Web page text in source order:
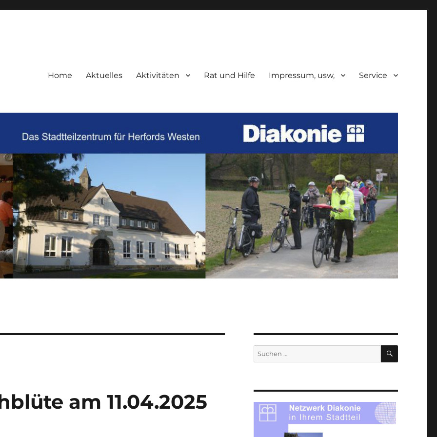
Home Aktuelles Aktivitäten Rat und Hilfe Impressum, usw, Service
am 11.04.2025
Suche
nach:
SUCHEN